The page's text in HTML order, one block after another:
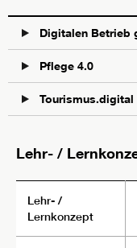
Digitalen Betrieb
Pflege 4.0
Tourismus.digital
Lehr- /
Lehr- /
Lernkonzept